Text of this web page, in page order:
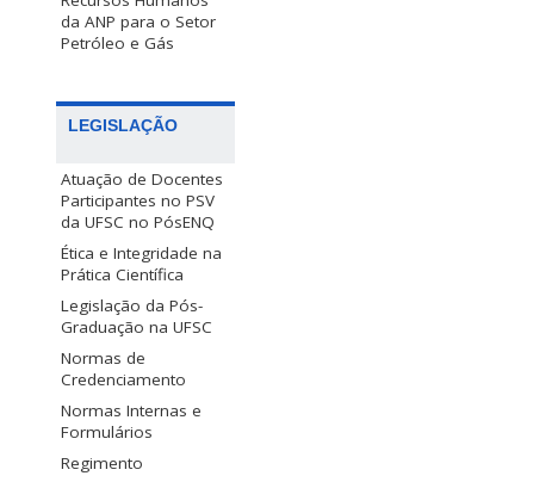
da ANP para o Setor
Petróleo e Gás
LEGISLAÇÃO
Atuação de Docentes
Participantes no PSV
da UFSC no PósENQ
Ética e Integridade na
Prática Científica
Legislação da Pós-
Graduação na UFSC
Normas de
Credenciamento
Normas Internas e
Formulários
Regimento